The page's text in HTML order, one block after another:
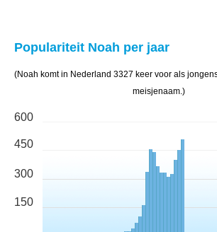
Populariteit Noah per jaar
(Noah komt in Nederland 3327 keer voor als
meisjenaam.)
600
450
300
150